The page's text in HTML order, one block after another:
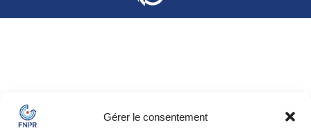
Gérer le consentement